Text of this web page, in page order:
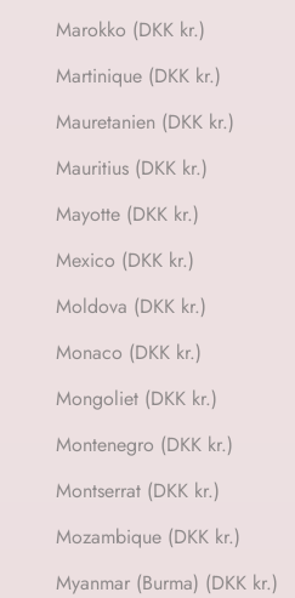
Marokko (DKK kr.)
Martinique (DKK kr.)
Mauretanien (DKK kr.)
Mauritius (DKK kr.)
Mayotte (DKK kr.)
Mexico (DKK kr.)
Moldova (DKK kr.)
Monaco (DKK kr.)
Mongoliet (DKK kr.)
Montenegro (DKK kr.)
Montserrat (DKK kr.)
Mozambique (DKK kr.)
Myanmar (Burma) (DKK kr.)